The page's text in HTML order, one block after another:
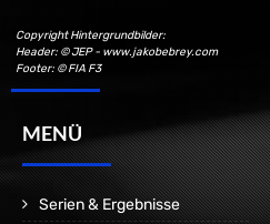
Copyright Hintergrundbilder:
Header: © JEP - www.jakobebrey.com
Footer: © FIA F3
MENÜ
Serien & Ergebnisse